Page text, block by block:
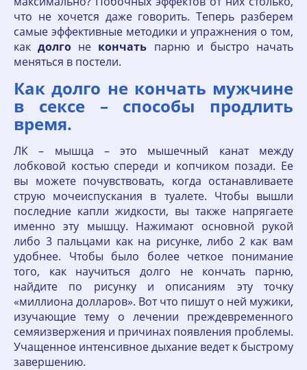
что не хочется даже говорить. Теперь разберем
самые эффективные методики и упражнения о том,
какдолго не кончать парню и быстро начать
меняться в постели.
Как долго не кончать мужчине
в сексе – способы продлить
время.
ЛК – мышца – это мышечный канат между
лобковой костью спереди и копчиком позади. Ее
вы можете почувствовать, когда останавливаете
струю мочеиспускания в туалете. Чтобы вышли
последние капли жидкости, вы также напрягаете
именно эту мышцу. Нажимают основной рукой
либо 3 пальцами как на рисунке, либо 2 как вам
удобнее. Чтобы было более четкое понимание
того, как научиться долго не кончать парню,
найдите по рисунку и описаниям эту точку
«миллиона долларов». Вот что пишут о ней мужики,
изучающие тему о лечении преждевременного
семяизвержения и причинах появления проблемы.
Учащенное интенсивное дыхание ведет к быстрому
завершению.